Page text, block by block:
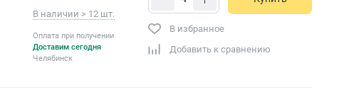
В наличии > 12 шт.
Оплата при получении
Доставим сегодня
Челябинск
В избранное
Добавить к сравнению